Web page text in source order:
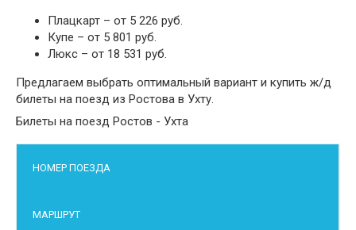
Плацкарт – от 5 226 руб.
Купе – от 5 801 руб.
Люкс – от 18 531 руб.
Предлагаем выбрать оптимальный вариант и купить ж/д
билеты на поезд из Ростова в Ухту.
Билеты на поезд Ростов - Ухта
НОМЕР ПОЕЗДА
МАРШРУТ